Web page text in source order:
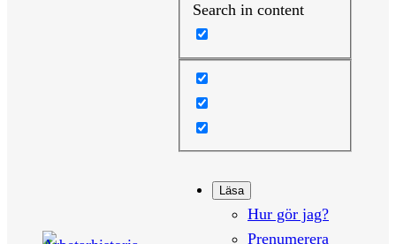
Search in content
Läsa
Hur gör jag?
Prenumerera